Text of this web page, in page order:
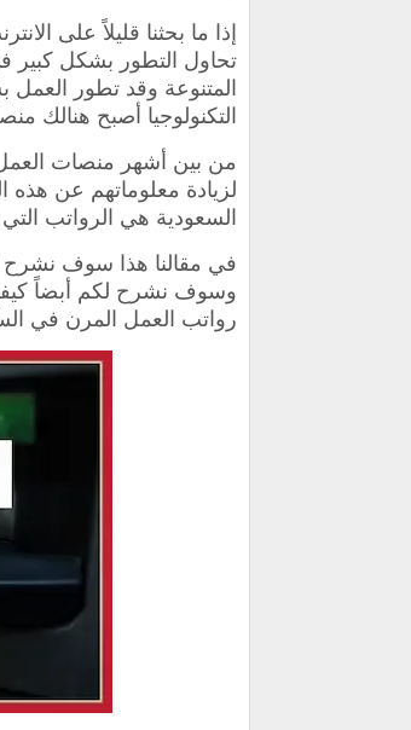
إذا ما بحثنا قليلاً على
تحاول التطور بشكل كبير
المتنوعة وقد تطور
التكنولوجيا أصبح هنالك
من بين أشهر منصات
لزيادة معلوماتهم عن
السعودية هي الرواتب
في مقالنا هذا سوف نشرح
وسوف نشرح لكم أبضاً
رواتب العمل المرن في